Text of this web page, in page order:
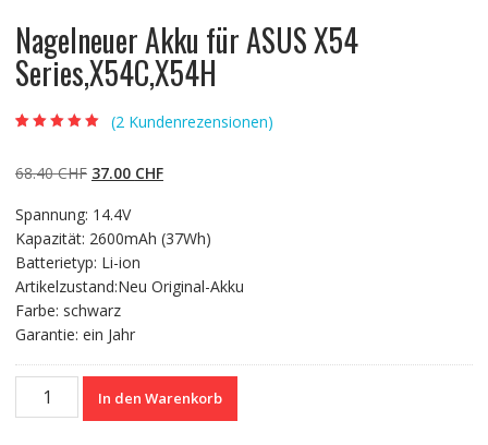
Nagelneuer Akku für ASUS X54
Series,X54C,X54H
basierend auf
Kundenbewertun
(2 Kundenrezensionen)
68.40CHF Ursprünglicher
war:
68.40 CHF
37.00 CHFAktueller
37.00 CHF.
Spannung: 14.4V
Kapazität: 2600mAh (37Wh)
Batterietyp: Li-ion
Artikelzustand:Neu Original-Akku
Farbe: schwarz
Garantie: ein Jahr
Nagelneuer
In den Warenkorb